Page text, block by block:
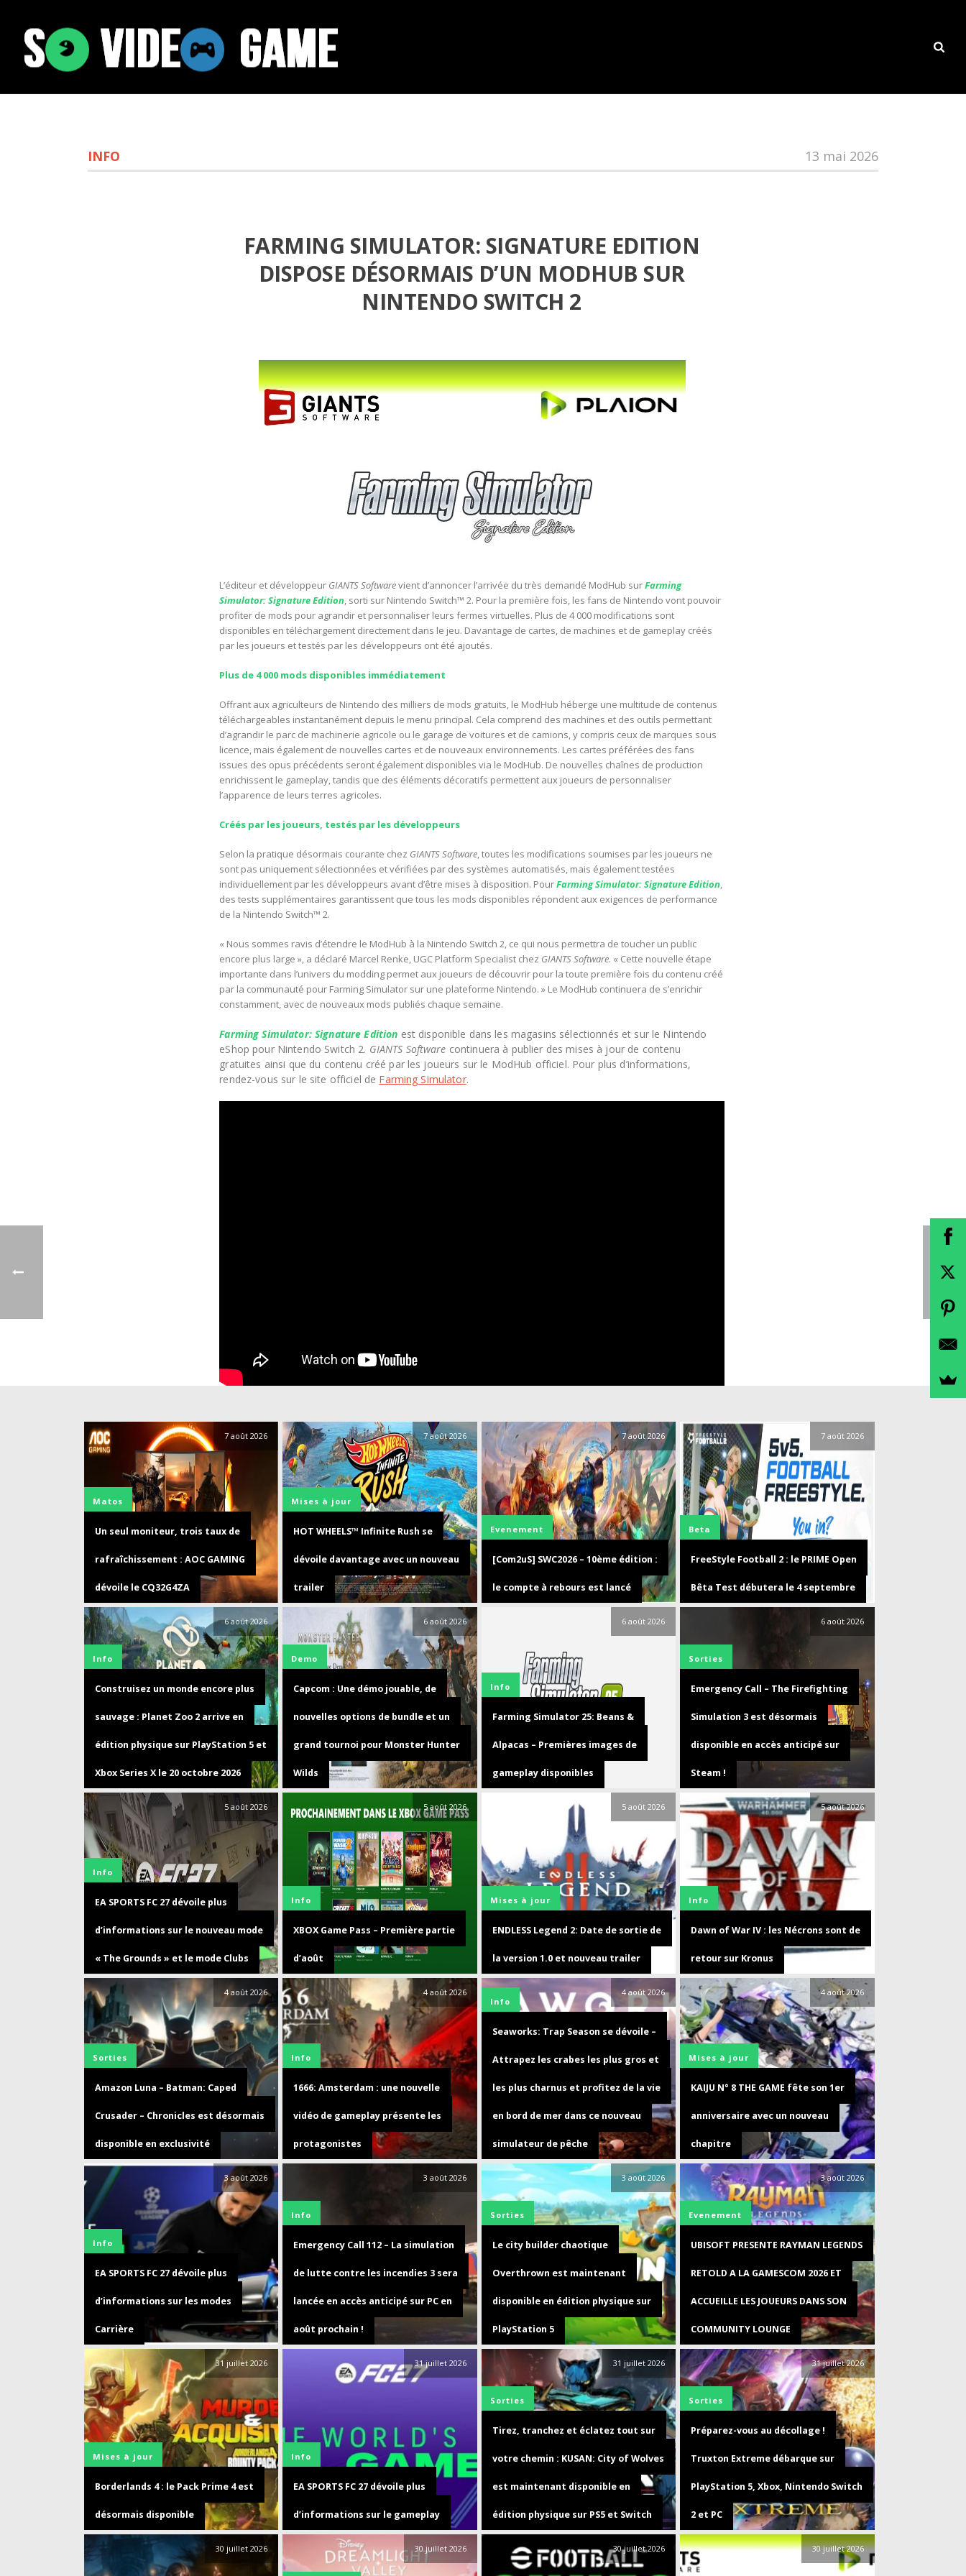
INFO 13 mai 2026
FARMING SIMULATOR: SIGNATURE EDITION
DISPOSE DÉSORMAIS D’UN MODHUB SUR
NINTENDO SWITCH 2
L’éditeur et développeur GIANTS Softwarevient d’annoncer l’arrivée du très demandé ModHub surFarming
Simulator: Signature Edition, sorti sur Nintendo Switch™ 2. Pour la première fois, les fans de Nintendo vont pouvoir
profiter de mods pour agrandir et personnaliser leurs fermes virtuelles. Plus de 4 000 modifications sont
disponibles en téléchargement directement dans le jeu. Davantage de cartes, de machines et de gameplay créés
par les joueurs et testés par les développeurs ont été ajoutés.
Plus de 4 000 mods disponibles immédiatement
Offrant aux agriculteurs de Nintendo des milliers de mods gratuits, le ModHub héberge une multitude de contenus
téléchargeables instantanément depuis le menu principal. Cela comprend des machines et des outils permettant
d’agrandir le parc de machinerie agricole ou le garage de voitures et de camions, y compris ceux de marques sous
licence, mais également de nouvelles cartes et de nouveaux environnements. Les cartes préférées des fans
issues des opus précédents seront également disponibles via le ModHub. De nouvelles chaînes de production
enrichissent le gameplay, tandis que des éléments décoratifs permettent aux joueurs de personnaliser
l’apparence de leurs terres agricoles.
Créés par les joueurs, testés par les développeurs
Selon la pratique désormais courante chez GIANTS Software, toutes les modifications soumises par les joueurs ne
sont pas uniquement sélectionnées et vérifiées par des systèmes automatisés, mais également testées
individuellement par les développeurs avant d’être mises à disposition. PourFarming Simulator: Signature Edition,
des tests supplémentaires garantissent que tous les mods disponibles répondent aux exigences de performance
de la Nintendo Switch™ 2.
« Nous sommes ravis d’étendre le ModHub à la Nintendo Switch 2, ce qui nous permettra de toucher un public
encore plus large », a déclaré Marcel Renke, UGC Platform Specialist chez GIANTS Software. « Cette nouvelle étape
importante dans l’univers du modding permet aux joueurs de découvrir pour la toute première fois du contenu créé
par la communauté pour Farming Simulator sur une plateforme Nintendo. » Le ModHub continuera de s’enrichir
constamment, avec de nouveaux mods publiés chaque semaine.
Farming Simulator: Signature Edition est disponible dans les magasins sélectionnés et sur le Nintendo
eShop pour Nintendo Switch 2. GIANTS Software continuera à publier des mises à jour de contenu
gratuites ainsi que du contenu créé par les joueurs sur le ModHub officiel. Pour plus d’informations,
rendez-vous sur le site officiel de Farming Simulator.
7 août 2026
Matos
Un seul moniteur, trois taux de
rafraîchissement : AOC GAMING
dévoile le CQ32G4ZA
7 août 2026
Mises à jour
HOT WHEELS™ Infinite Rush se
dévoile davantage avec un nouveau
trailer
7 août 2026
Evenement
[Com2uS] SWC2026 – 10ème édition :
le compte à rebours est lancé
7 août 2026
Beta
FreeStyle Football 2 : le PRIME Open
Bêta Test débutera le 4 septembre
6 août 2026
Info
Construisez un monde encore plus
sauvage : Planet Zoo 2 arrive en
édition physique sur PlayStation 5 et
Xbox Series X le 20 octobre 2026
6 août 2026
Demo
Capcom : Une démo jouable, de
nouvelles options de bundle et un
grand tournoi pour Monster Hunter
Wilds
6 août 2026
Info
Farming Simulator 25: Beans &
Alpacas – Premières images de
gameplay disponibles
6 août 2026
Sorties
Emergency Call – The Firefighting
Simulation 3 est désormais
disponible en accès anticipé sur
Steam !
5 août 2026
Info
EA SPORTS FC 27 dévoile plus
d’informations sur le nouveau mode
« The Grounds » et le mode Clubs
5 août 2026
Info
XBOX Game Pass – Première partie
d’août
5 août 2026
Mises à jour
ENDLESS Legend 2: Date de sortie de
la version 1.0 et nouveau trailer
5 août 2026
Info
Dawn of War IV : les Nécrons sont de
retour sur Kronus
4 août 2026
Sorties
Amazon Luna – Batman: Caped
Crusader – Chronicles est désormais
disponible en exclusivité
4 août 2026
Info
1666: Amsterdam : une nouvelle
vidéo de gameplay présente les
protagonistes
4 août 2026
Info
Seaworks: Trap Season se dévoile –
Attrapez les crabes les plus gros et
les plus charnus et profitez de la vie
en bord de mer dans ce nouveau
simulateur de pêche
4 août 2026
Mises à jour
KAIJU N° 8 THE GAME fête son 1er
anniversaire avec un nouveau
chapitre
3 août 2026
Info
EA SPORTS FC 27 dévoile plus
d’informations sur les modes
Carrière
3 août 2026
Info
Emergency Call 112 – La simulation
de lutte contre les incendies 3 sera
lancée en accès anticipé sur PC en
août prochain !
3 août 2026
Sorties
Le city builder chaotique
Overthrown est maintenant
disponible en édition physique sur
PlayStation 5
3 août 2026
Evenement
UBISOFT PRESENTE RAYMAN LEGENDS
RETOLD A LA GAMESCOM 2026 ET
ACCUEILLE LES JOUEURS DANS SON
COMMUNITY LOUNGE
31 juillet 2026
Mises à jour
Borderlands 4 : le Pack Prime 4 est
désormais disponible
31 juillet 2026
Info
EA SPORTS FC 27 dévoile plus
d’informations sur le gameplay
31 juillet 2026
Sorties
Tirez, tranchez et éclatez tout sur
votre chemin : KUSAN: City of Wolves
est maintenant disponible en
édition physique sur PS5 et Switch
31 juillet 2026
Sorties
Préparez-vous au décollage !
Truxton Extreme débarque sur
PlayStation 5, Xbox, Nintendo Switch
2 et PC
30 juillet 2026 30 juillet 2026 30 juillet 2026 30 juillet 2026